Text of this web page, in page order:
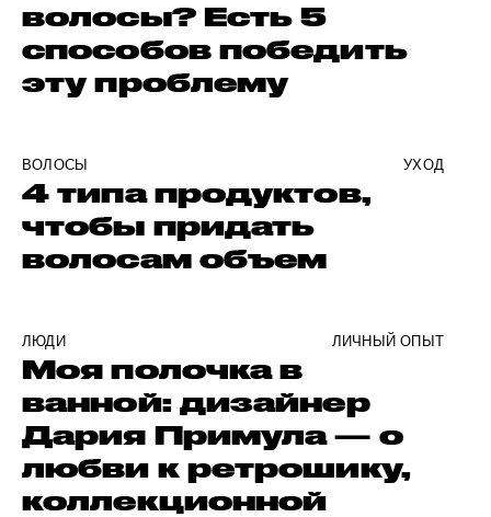
волосы? Есть 5
способов победить
эту проблему
ВОЛОСЫ УХОД
4 типа продуктов,
чтобы придать
волосам объем
ЛЮДИ ЛИЧНЫЙ ОПЫТ
Моя полочка в
ванной: дизайнер
Дария Примула — о
любви к ретрошику,
коллекционной